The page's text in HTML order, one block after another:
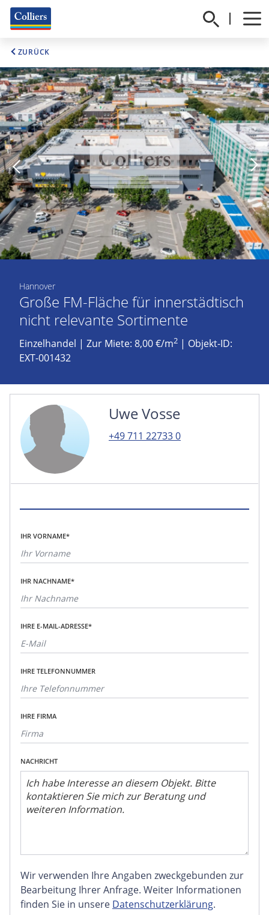
ZURÜCK
Hannover
Große FM-Fläche für innerstädtisch
nicht relevante Sortimente
Einzelhandel | Zur Miete: 8,00 €/m2 | Objekt-ID:
EXT-001432
Uwe Vosse
+49 711 22733 0
IHR VORNAME*
IHR NACHNAME*
IHRE E-MAIL-ADRESSE*
IHRE TELEFONNUMMER
IHRE FIRMA
NACHRICHT
Wir verwenden Ihre Angaben zweckgebunden zur
Bearbeitung Ihrer Anfrage. Weiter Informationen
finden Sie in unsere Datenschutzerklärung.
FACEBOOK